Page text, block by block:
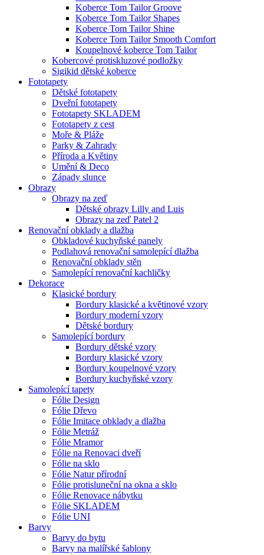
Koberce Tom Tailor Groove
Koberce Tom Tailor Shapes
Koberce Tom Tailor Shine
Koberce Tom Tailor Smooth Comfort
Koupelnové koberce Tom Tailor
Kobercové protiskluzové podložky
Sigikid dětské koberce
Fototapety
Dětské fototapety
Dveřní fototapety
Fototapety SKLADEM
Fototapety z cest
Moře & Pláže
Parky & Zahrady
Příroda a Květiny
Umění & Deco
Západy slunce
Obrazy
Obrazy na zeď
Dětské obrazy Lilly and Luis
Obrazy na zeď Patel 2
Renovační obklady a dlažba
Obkladové kuchyňské panely
Podlahová renovační samolepící dlažba
Renovační obklady stěn
Samolepící renovační kachličky
Dekorace
Klasické bordury
Bordury klasické a květinové vzory
Bordury moderní vzory
Dětské bordury
Samolepící bordury
Bordury dětské vzory
Bordury klasické vzory
Bordury koupelnové vzory
Bordury kuchyňské vzory
Samolepící tapety
Fólie Design
Fólie Dřevo
Fólie Imitace obklady a dlažba
Fólie Metráž
Fólie Mramor
Fólie na Renovaci dveří
Fólie na sklo
Fólie Natur přírodní
Fólie protisluneční na okna a sklo
Fólie Renovace nábytku
Fólie SKLADEM
Fólie UNI
Barvy
Barvy do bytu
Barvy na malířské šablony